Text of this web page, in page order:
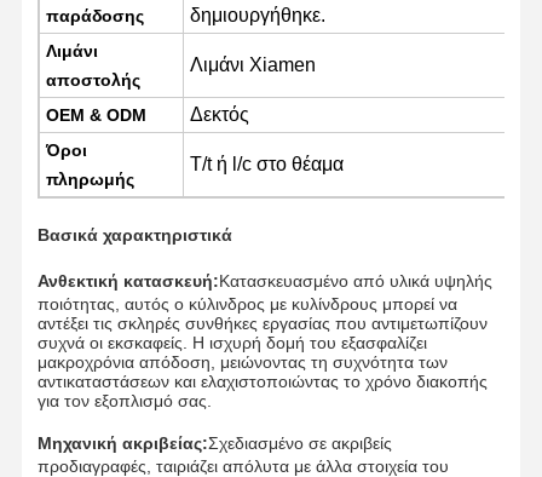
Αρχική
Προϊόντα
παράδοσης
δημιουργήθηκε.
Λιμάνι
αποστολής
Λιμάνι Xiamen
OEM & ODM Δεκτός
Όροι
πληρωμής
T/t ή l/c στο θέαμα
Βασικά χαρακτηριστικά
Ανθεκτική κατασκευή:Κατασκευασμένο από υλικά υψηλής
ποιότητας, αυτός ο κύλινδρος με κυλίνδρους μπορεί να
αντέξει τις σκληρές συνθήκες εργασίας που αντιμετωπίζουν
συχνά οι εκσκαφείς. Η ισχυρή δομή του εξασφαλίζει
μακροχρόνια απόδοση, μειώνοντας τη συχνότητα των
αντικαταστάσεων και ελαχιστοποιώντας το χρόνο διακοπής
για τον εξοπλισμό σας.
Μηχανική ακριβείας:Σχεδιασμένο σε ακριβείς
προδιαγραφές, ταιριάζει απόλυτα με άλλα στοιχεία του